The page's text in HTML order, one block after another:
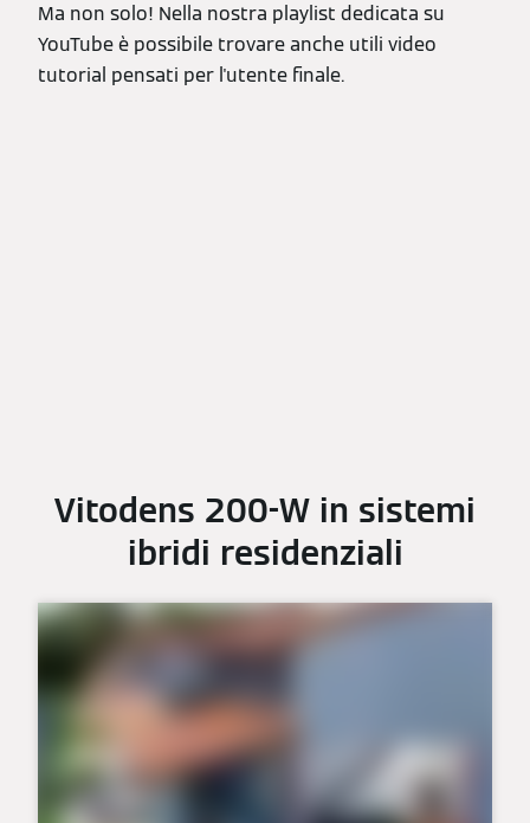
Ma non solo! Nella nostra playlist dedicata su
YouTube è possibile trovare anche utili video
tutorial pensati per l'utente finale.
Vitodens 200-W in sistemi
ibridi residenziali